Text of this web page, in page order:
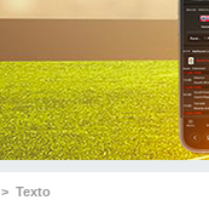
> Texto